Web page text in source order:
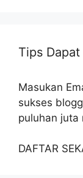
Tips
Masukan
sukses
puluhan juta
DAFTAR